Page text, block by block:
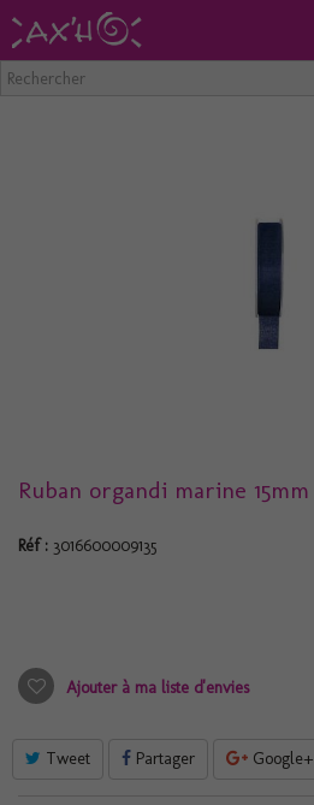
Ruban organdi marine 15mm
Réf : 3016600009135
Ajouter à ma liste d'envies
Tweet Partager Google+